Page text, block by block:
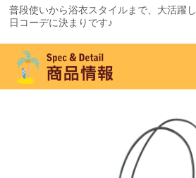
普段使いから浴衣スタイルまで、大活躍
日コーデに決まりです♪